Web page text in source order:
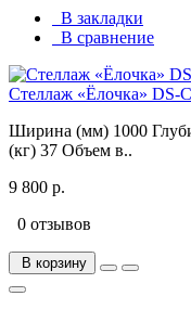
В закладки
В сравнение
Стеллаж «Ёлочка» DS-
Ширина (мм) 1000
(кг) 37 Объем в..
9 800 р.
0 отзывов
В корзину